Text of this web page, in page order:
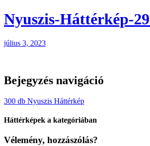
Nyuszis-Háttérkép-
július 3, 2023
Bejegyzés navigáció
300 db Nyuszis Háttérkép
Háttérképek a kategóriában
Vélemény, hozzászólás?